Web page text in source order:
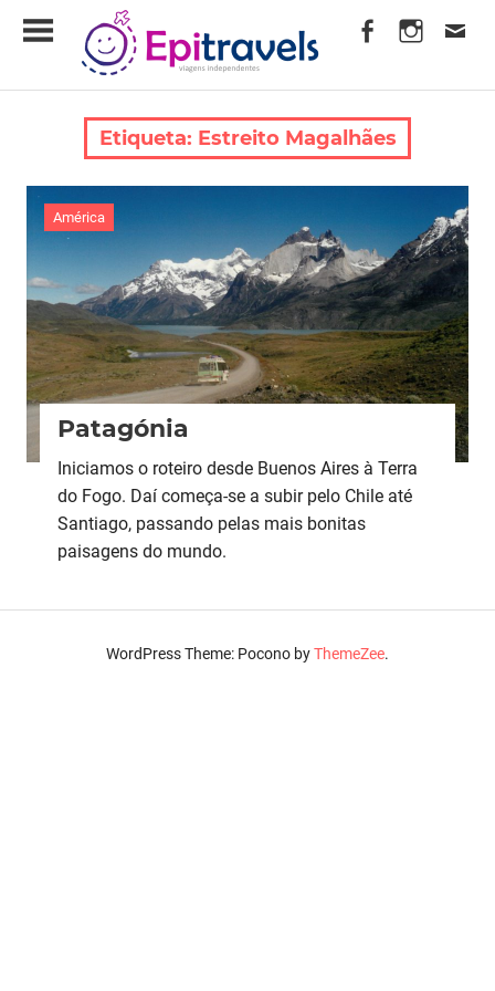
EpiTravels
Viagens
Independentes
Etiqueta: Estreito Magalhães
América
Patagónia
Iniciamos o roteiro desde Buenos Aires à Terra
do Fogo. Daí começa-se a subir pelo Chile até
Santiago, passando pelas mais bonitas
paisagens do mundo.
WordPress Theme: Pocono byThemeZee.